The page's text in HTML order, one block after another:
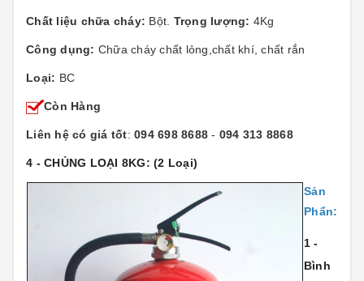
Chất liệu chữa cháy: Bột. Trọng lượng: 4Kg
Công dụng: Chữa cháy chất lỏng,chất khí, chất rắn
Loại: BC
Còn Hàng
Liên hệ có giá tốt: 094 698 8688 - 094 313 8868
4 - CHỦNG LOẠI 8KG: (2 Loại)
Sản
Phẩn:
1 -
Bình